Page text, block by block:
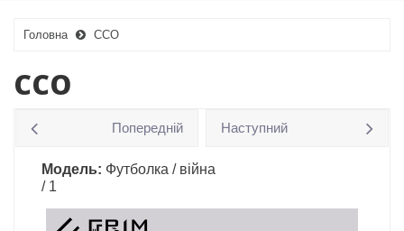
Головна ССО
ССО
Попередній Наступний
Модель: Футболка / війна
/ 1